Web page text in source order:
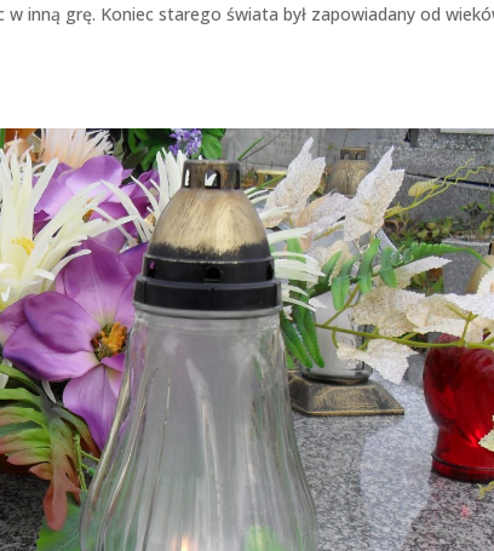
inną grę. Koniec starego świata był zapowiadany od